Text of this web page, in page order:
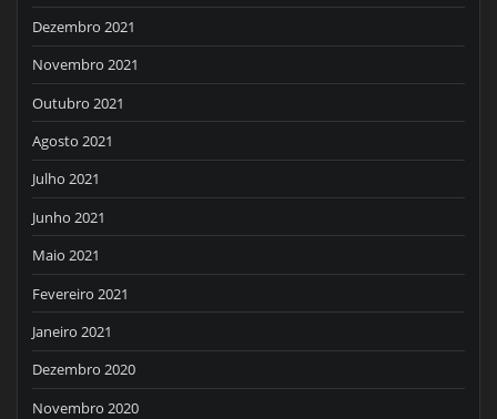
Dezembro 2021
Novembro 2021
Outubro 2021
Agosto 2021
Julho 2021
Junho 2021
Maio 2021
Fevereiro 2021
Janeiro 2021
Dezembro 2020
Novembro 2020